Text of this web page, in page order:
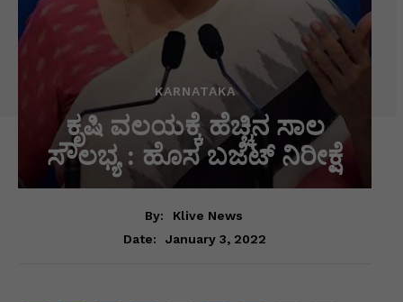
KARNATAKA
ಕೃಷಿ ವಲಯಕ್ಕೆ ಹೆಚ್ಚಿನ ಸಾಲ
ಸೌಲಭ್ಯ : ಹೊಸ ಬಜೆಟ್ ನಿರೀಕ್ಷೆ
By:
Klive News
Date:
January 3, 2022